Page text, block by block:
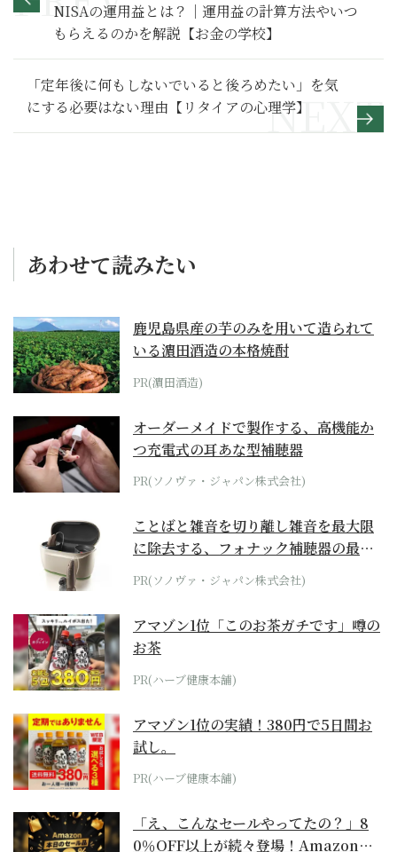
NISAの運用益とは？｜運用益の計算方法やいつ
もらえるのかを解説【お金の学校】
「定年後に何もしないでいると後ろめたい」を気
にする必要はない理由【リタイアの心理学】
あわせて読みたい
鹿児島県産の芋のみを用いて造られて
いる濵田酒造の本格焼酎
PR(濵田酒造)
オーダーメイドで製作する、高機能か
つ充電式の耳あな型補聴器
PR(ソノヴァ・ジャパン株式会社)
ことばと雑音を切り離し雑音を最大限
に除去する、フォナック補聴器の最上
位モデル
PR(ソノヴァ・ジャパン株式会社)
アマゾン1位「このお茶ガチです」噂の
お茶
PR(ハーブ健康本舗)
アマゾン1位の実績！380円で5日間お
試し。
PR(ハーブ健康本舗)
「え、こんなセールやってたの？」8
0％OFF以上が続々登場！Amazonの